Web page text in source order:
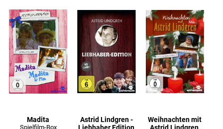
Madita
Spielfilm-Box
Astrid Lindgren -
Liebhaber Edition
Weihnachten mit
Astrid Lindgren,